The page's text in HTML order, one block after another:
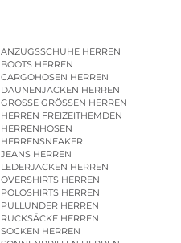
ANZUGSSCHUHE HERREN
BOOTS HERREN
CARGOHOSEN HERREN
DAUNENJACKEN HERREN
GROSSE GRÖSSEN HERREN
HERREN FREIZEITHEMDEN
HERRENHOSEN
HERRENSNEAKER
JEANS HERREN
LEDERJACKEN HERREN
OVERSHIRTS HERREN
POLOSHIRTS HERREN
PULLUNDER HERREN
RUCKSÄCKE HERREN
SOCKEN HERREN